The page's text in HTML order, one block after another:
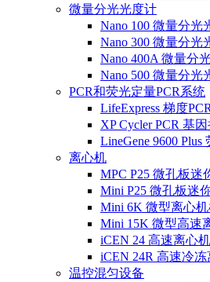
微量分光光度计
Nano 100 微量分光
Nano 300 微量分光
Nano 400A 微量分
Nano 500 微量分光
PCR和荧光定量PCR系统
LifeExpress 梯度
XP Cycler PCR 基
LineGene 9600
离心机
MPC P25 微孔板迷
Mini P25 微孔板迷
Mini 6K 微型离心
Mini 15K 微型高速
iCEN 24 高速离心机
iCEN 24R 高速冷
温控混匀设备